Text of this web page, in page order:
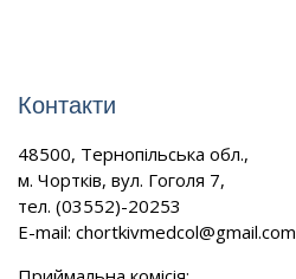
Контакти
48500, Тернопільська обл.,
м. Чортків, вул. Гоголя 7,
тел. (03552)-20253
E-mail: chortkivmedcol@gmail.com